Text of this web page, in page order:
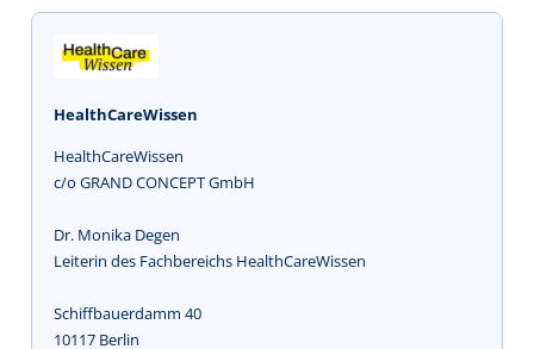
HealthCareWissen
HealthCareWissen
c/o GRAND CONCEPT GmbH
Dr. Monika Degen
Leiterin des Fachbereichs HealthCareWissen
Schiffbauerdamm 40
10117 Berlin